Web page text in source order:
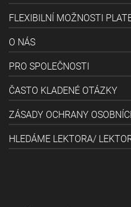
FLEXIBILNÍ MOŽNOSTI
O NÁS
PRO SPOLEČNOSTI
ČASTO KLADENÉ OTÁZKY
ZÁSADY OCHRANY
HLEDÁME LEKTORA/